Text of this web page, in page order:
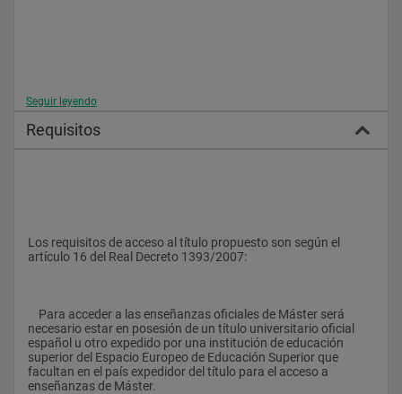
Seguir leyendo
Requisitos
Los requisitos de acceso al título propuesto son según el
artículo 16 del Real Decreto 1393/2007:
necesario estar en posesión de un título universitario oficial
español u otro expedido por una institución de educación
superior del Espacio Europeo de Educación Superior que
facultan en el país expedidor del título para el acceso a
enseñanzas de Máster.